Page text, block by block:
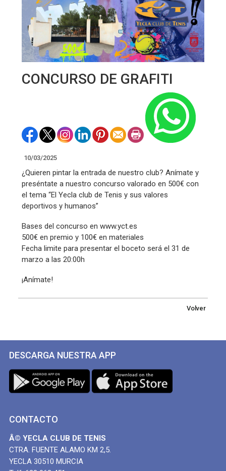
CONCURSO DE GRAFITI
10/03/2025
¿Quieren pintar la entrada de nuestro club? Anímate y
preséntate a nuestro concurso valorado en 500€ con
el tema “El Yecla club de Tenis y sus valores
deportivos y humanos”
Bases del concurso en www.yct.es
500€ en premio y 100€ en materiales
Fecha limite para presentar el boceto será el 31 de
marzo a las 20:00h
¡Anímate!
Volver
DESCARGA NUESTRA APP
CONTACTO
Â© YECLA CLUB DE TENIS
CTRA. FUENTE ALAMO KM 2,5.
YECLA 30510 MURCIA